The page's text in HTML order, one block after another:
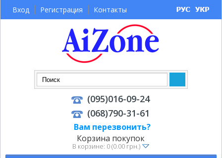
Корзина покупок
В корзине: 0 (0.00 грн.)
(095)016-09-24
(068)790-31-61
Вам перезвонить?
Вход Регистрация Контакты